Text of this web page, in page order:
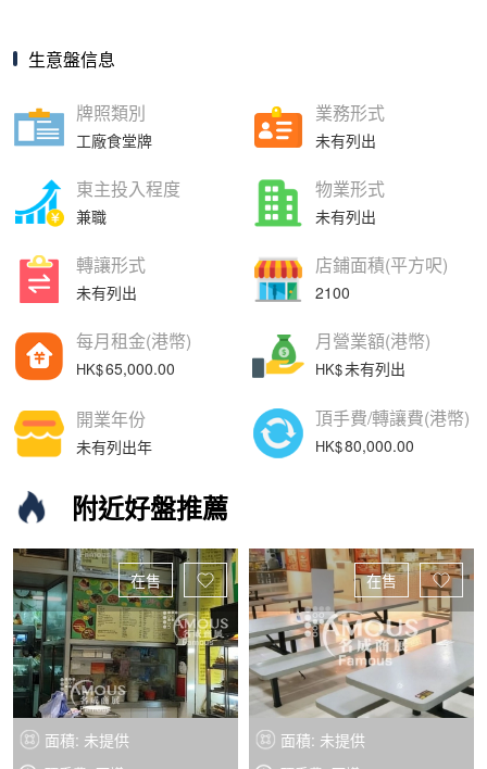
生意盤信息
牌照類別
工廠食堂牌
業務形式
未有列出
東主投入程度
兼職
物業形式
未有列出
轉讓形式
未有列出
店鋪面積(平方呎)
2100
每月租金(港幣)
65,000.00
月營業額(港幣)
未有列出
開業年份
未有列出年
頂手費/轉讓費(港幣)
80,000.00
附近好盤推薦
面積: 未提供
在售
面積: 未提供
在售